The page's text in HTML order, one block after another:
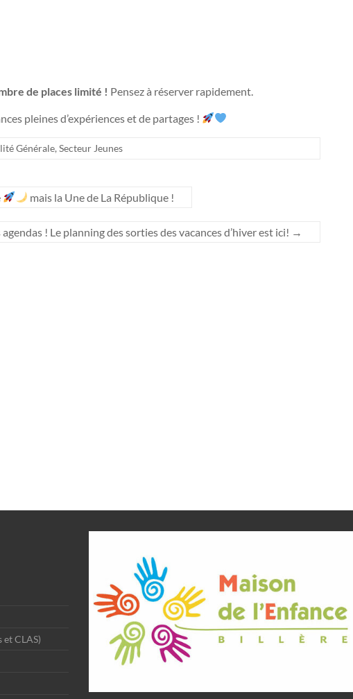
de places limité ! Pensez à réserver rapidement.
pleines d’expériences et de partages !
Générale, Secteur Jeunes
mais la Une de La République !
agendas ! Le planning des sorties des vacances d’hiver est ici! →
CLAS)